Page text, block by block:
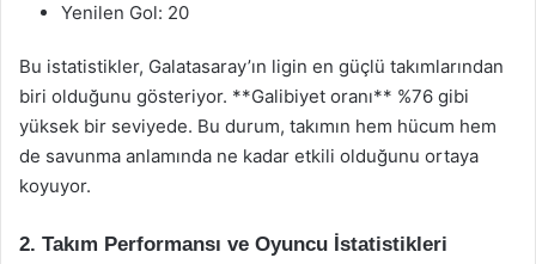
Yenilen Gol: 20
Bu istatistikler, Galatasaray’ın ligin en güçlü takımlarından
biri olduğunu gösteriyor. **Galibiyet oranı** %76 gibi
yüksek bir seviyede. Bu durum, takımın hem hücum hem
de savunma anlamında ne kadar etkili olduğunu ortaya
koyuyor.
2. Takım Performansı ve Oyuncu İstatistikleri